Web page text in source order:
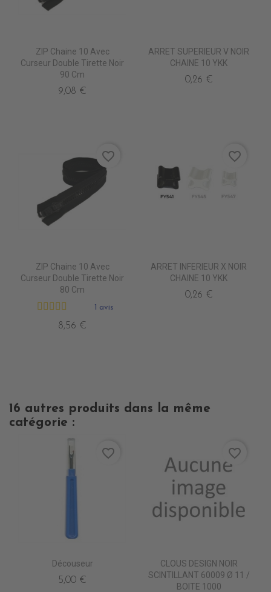
ZIP Chaine 10 Avec
Curseur Double Tirette Noir
90 Cm
9,08 €
ARRET SUPERIEUR V NOIR
CHAINE 10 YKK
0,26 €
ZIP Chaine 10 Avec
Curseur Double Tirette Noir
80 Cm
1 avis
8,56 €
favorite_border
ARRET INFERIEUR X NOIR
CHAINE 10 YKK
0,26 €
favorite_border
16 autres produits dans la même
catégorie :
Découseur
5,00 €
favorite_border
CLOUS DESIGN NOIR
SCINTILLANT 60009 Ø 11 /
BOITE 1000
favorite_border